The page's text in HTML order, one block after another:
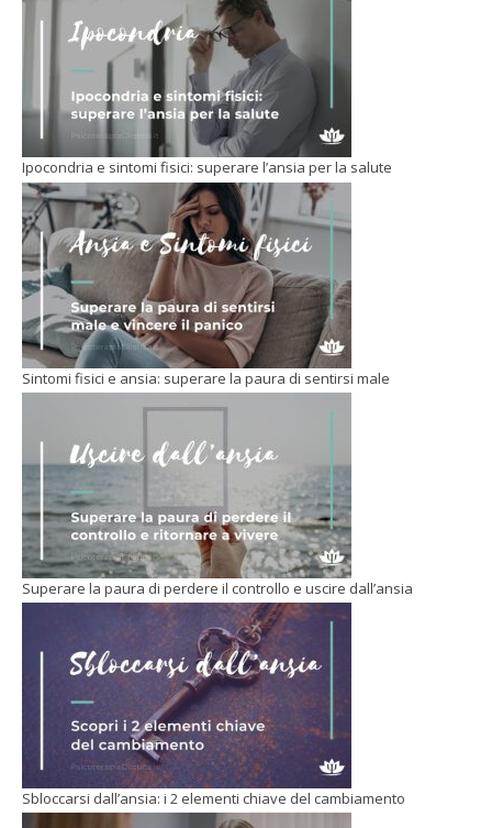
Ipocondria e sintomi fisici: superare l’ansia per la salute
Sintomi fisici e ansia: superare la paura di sentirsi male
Superare la paura di perdere il controllo e uscire dall’ansia
Sbloccarsi dall’ansia: i 2 elementi chiave del cambiamento